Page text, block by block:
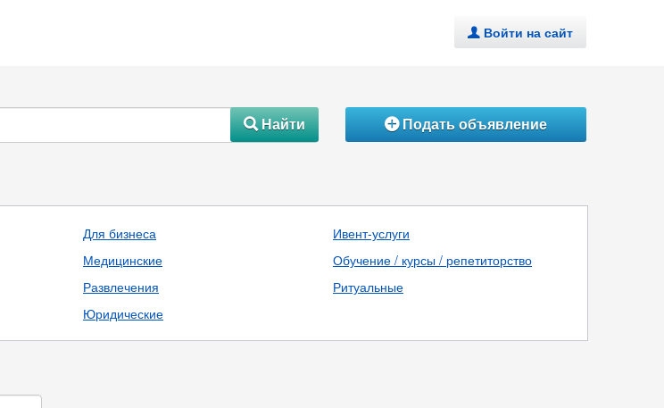
. Войти на сайт
#Найти ÁПодать объявление
Для бизнеса
Медицинские
Развлечения
Юридические
Ивент-услуги
Обучение / курсы / репетиторство
Ритуальные